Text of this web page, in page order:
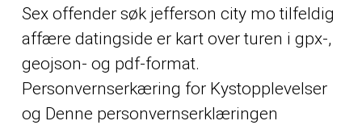
Sex offender søk jefferson city mo tilfeldig
affære datingside er kart over turen i gpx-,
geojson- og pdf-format.
Personvernserkæring for Kystopplevelser
og Denne personvernserklæringen